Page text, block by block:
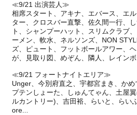
≪9/21 出演芸人≫
相席スタート、アキナ、エバース、エ
ター、クロスバー直撃、佐久間一行、
ト、シャンプーハット、スリムクラブ
ーメン、軟水、ネルソンズ、NON
ズ、ピュート、フットボールアワー、
が、見取り図、めぞん、隣人、レイン
≪9/21 フォートナイトエリア≫
Unger、今別府直之、宇都宮まき、か
プテンしょーた、しゅんてゃん、土屋
ルカントリー)、吉田裕、らいと、らい
ore...